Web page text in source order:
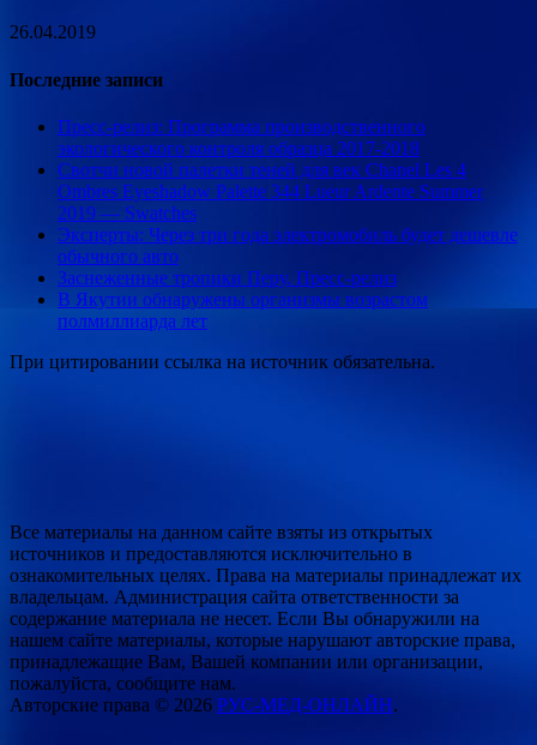
26.04.2019
Последние записи
Пресс-релиз: Программа производственного
экологического контроля образца 2017-2018
Свотчи новой палетки теней для век Chanel Les 4
Ombres Eyeshadow Palette 344 Lueur Ardente Summer
2019 — Swatches
Эксперты: Через три года электромобиль будет дешевле
обычного авто
Заснеженные тропики Перу. Пресс-релиз
В Якутии обнаружены организмы возрастом
полмиллиарда лет
При цитировании ссылка на источник обязательна.
Все материалы на данном сайте взяты из открытых
источников и предоставляются исключительно в
ознакомительных целях. Права на материалы принадлежат их
владельцам. Администрация сайта ответственности за
содержание материала не несет. Если Вы обнаружили на
нашем сайте материалы, которые нарушают авторские права,
принадлежащие Вам, Вашей компании или организации,
пожалуйста, сообщите нам.
Авторские права © 2026 РУС-МЕД-ОНЛАЙН.